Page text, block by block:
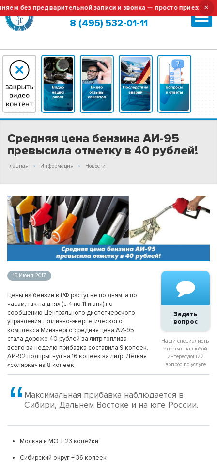
без предварительной записи и звонка — просто приезжайте!
×
Москва (сменить город?)
8 (495) 532-01-11
Средняя цена бензина АИ-95
превысила отметку в 40 рублей!
Главная Информация Новости
Задать
вопрос
Наши специалисты
ответят на любой
интересующий
вопрос по услуге
15 Июня 2017
Цены на бензин в РФ растут не по дням, а по
часам, так на днях (с 4 по 11 июня) по
сообщению Центрального диспетчерского
управления топливно-энергетического
комплекса Минэнерго средняя цена АИ-95
стала дороже 40 рублей за литр топлива –
всего за неделю прибавка составила 9 копеек.
АИ-92 подпрыгнул на 16 копеек за литр. Летняя
«солярка» на 8 копеек.
Максимальная прибавка наблюдается в
Сибири, Дальнем Востоке и на юге России.
Москва и МО + 23 копейки
Сибирский округ + 36 копеек